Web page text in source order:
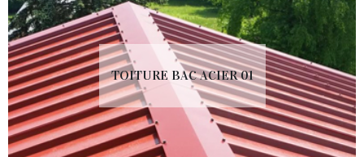
TOITURE BAC ACIER 01